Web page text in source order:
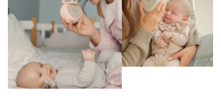
Bebeğim ağlayınca pışpış yerine benim
sesim açılıyor 🤍 bu gerçekten fark
yaratıyor.... Daha fazlasını oku
Nedime H.
Bu inceleme yararlı mıydı?
0